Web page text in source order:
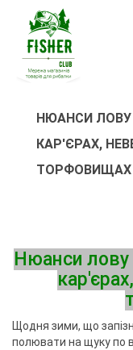
НЮАНСИ ЛОВУ
КАР'ЄРАХ,
ТОРФОВИЩАХ
Нюанси лову
Щодня зими, що
полювати на щуку по